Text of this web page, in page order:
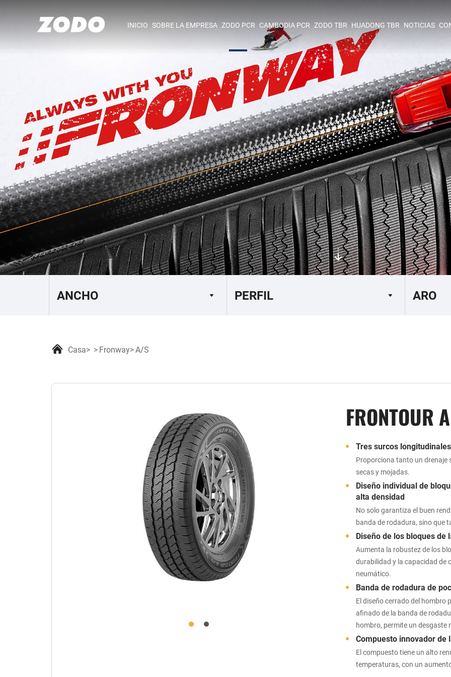
INICIO SOBRE LA EMPRESA ZODO PCR CAMBODIA PCR ZODO TBR HUADONG TBR NOTICIAS
Casa Fronway A/S
FRONTOUR
Tres surcos
Proporciona tanto un drenaje
secas y mojadas.
Diseño individual de
alta densidad
No solo garantiza el buen
banda de rodadura, sino que
Diseño de los bloques de
Aumenta la robustez de los
durabilidad y la capacidad de
neumático.
Banda de rodadura de
El diseño cerrado del hombro
afinado de la banda de
hombro, permite un desgaste
Compuesto innovador de
El compuesto tiene un alto
temperaturas, con un